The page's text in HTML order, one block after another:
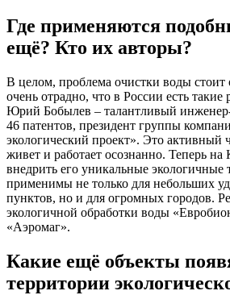
Где применяются
ещё? Кто их авторы?
В целом, проблема очистки воды стоит
очень отрадно, что в России есть такие
Юрий Бобылев – талантливый инженер-
46 патентов, президент группы
экологический проект». Это активный
живет и работает осознанно. Теперь
внедрить его уникальные экологичные
применимы не только для небольших
пунктов, но и для огромных городов.
экологичной обработки воды
«Аэромаг».
Какие ещё объекты
территории